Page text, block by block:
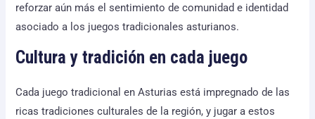
reforzar aún más el sentimiento de comunidad e identidad
asociado a los juegos tradicionales asturianos.
Cultura y tradición en cada juego
Cada juego tradicional en Asturias está impregnado de las
ricas tradiciones culturales de la región, y jugar a estos